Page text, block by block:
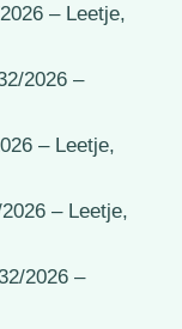
– Leetje,
2026 –
– Leetje,
– Leetje,
2026 –